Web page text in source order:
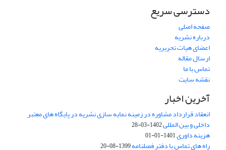
دسترسی سریع
صفحه اصلی
درباره نشریه
اعضای هیات تحریریه
ارسال مقاله
تماس با ما
نقشه سایت
آخرین اخبار
انعقاد قرارداد مشاوره در زمینه نمایه سازی نشریه در پایگاه های معتبر
داخلی و بین المللی1402-03-28
هزینه داوری1401-01-01
راه های تماس با دفتر فصلنامه1399-08-20